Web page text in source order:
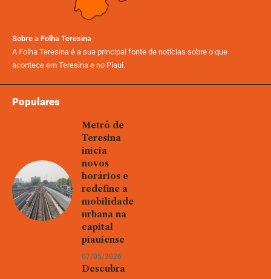
Sobre a Folha Teresina
A Folha Teresina é a sua principal fonte de notícias sobre o que
acontece em Teresina e no Piauí.
Populares
Metrô de
Teresina
inicia
novos
horários e
redefine a
mobilidade
urbana na
capital
piauiense
07/05/2026
Descubra